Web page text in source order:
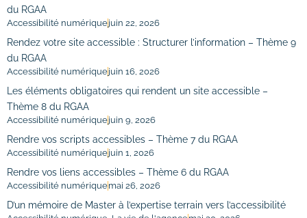
du RGAA
Accessibilité numériquejuin 22, 2026
Rendez votre site accessible : Structurer l’information – Thème 9
du RGAA
Accessibilité numériquejuin 16, 2026
Les éléments obligatoires qui rendent un site accessible –
Thème 8 du RGAA
Accessibilité numériquejuin 9, 2026
Rendre vos scripts accessibles – Thème 7 du RGAA
Accessibilité numériquejuin 1, 2026
Rendre vos liens accessibles – Thème 6 du RGAA
Accessibilité numériquemai 26, 2026
D’un mémoire de Master à l’expertise terrain vers l’accessibilité